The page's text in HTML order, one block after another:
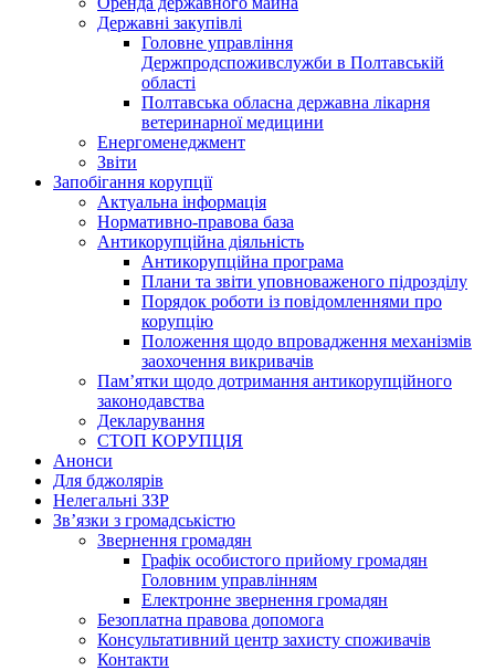
Державні закупівлі
Головне управління
Держпродспоживслужби в Полтавській
області
Полтавська обласна державна лікарня
ветеринарної медицини
Енергоменеджмент
Звіти
Запобігання корупції
Актуальна інформація
Нормативно-правова база
Антикорупційна діяльність
Антикорупційна програма
Плани та звіти уповноваженого підрозділу
Порядок роботи із повідомленнями про
корупцію
Положення щодо впровадження механізмів
заохочення викривачів
Пам’ятки щодо дотримання антикорупційного
законодавства
Декларування
СТОП КОРУПЦІЯ
Анонси
Для бджолярів
Нелегальні ЗЗР
Зв’язки з громадськістю
Звернення громадян
Графік особистого прийому громадян
Головним управлінням
Електронне звернення громадян
Безоплатна правова допомога
Консультативний центр захисту споживачів
Контакти